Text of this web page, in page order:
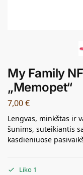
My Family
„Memopet“
7,00€
Lengvas, minkštas ir
šunims, suteikiantis
kasdieniuose
Liko 1